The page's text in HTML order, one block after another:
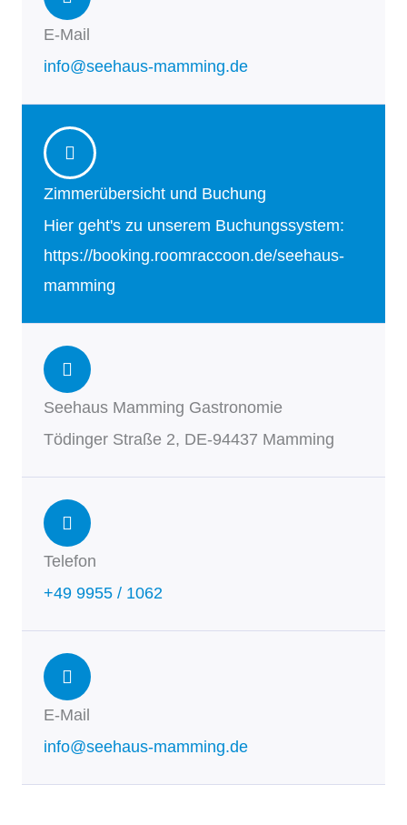
E-Mail
info@seehaus-mamming.de
Zimmerübersicht und Buchung
Hier geht's zu unserem Buchungssystem:
https://booking.roomraccoon.de/seehaus-
mamming
Seehaus Mamming Gastronomie
Tödinger Straße 2, DE-94437 Mamming
Telefon
+49 9955 / 1062
E-Mail
info@seehaus-mamming.de